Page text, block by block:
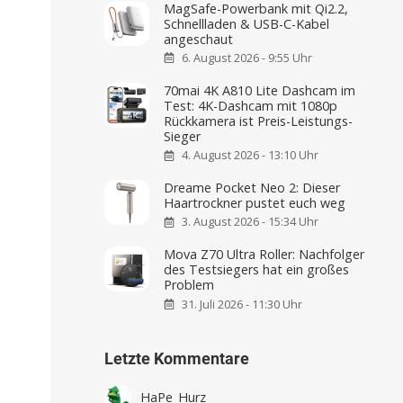
MagSafe-Powerbank mit Qi2.2,
Schnellladen & USB-C-Kabel
angeschaut
6. August 2026 - 9:55 Uhr
70mai 4K A810 Lite Dashcam im
Test: 4K-Dashcam mit 1080p
Rückkamera ist Preis-Leistungs-
Sieger
4. August 2026 - 13:10 Uhr
Dreame Pocket Neo 2: Dieser
Haartrockner pustet euch weg
3. August 2026 - 15:34 Uhr
Mova Z70 Ultra Roller: Nachfolger
des Testsiegers hat ein großes
Problem
31. Juli 2026 - 11:30 Uhr
Letzte Kommentare
HaPe_Hurz